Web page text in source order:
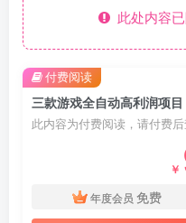
此处内容已
三款游戏全自动高利润项
此内容为付费阅读，请付费
￥
年度会员 免费
付费阅读